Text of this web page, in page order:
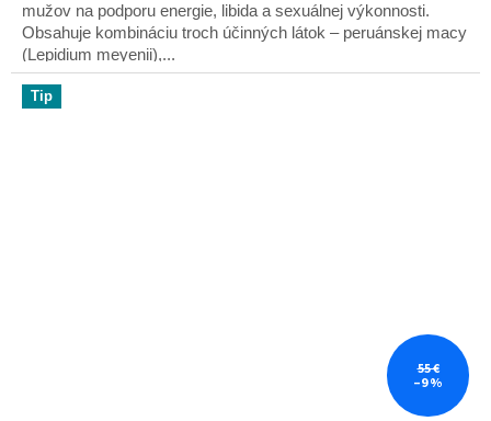
hviezdičiek.
mužov na podporu energie, libida a sexuálnej výkonnosti.
Obsahuje kombináciu troch účinných látok – peruánskej macy
(Lepidium meyenii),...
Tip
55 €
–9 %